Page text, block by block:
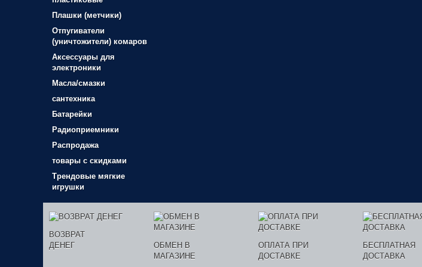
Плашки (метчики)
Отпугиватели
(уничтожители) комаров
Аксессуары для
электроники
Масла/смазки
сантехника
Батарейки
Радиоприемники
Распродажа
товары с скидками
Трендовые мягкие
игрушки
ВОЗВРАТ
ДЕНЕГ
ОБМЕН В
МАГАЗИНЕ
ОПЛАТА ПРИ
ДОСТАВКЕ
БЕСПЛАТНАЯ
ДОСТАВКА